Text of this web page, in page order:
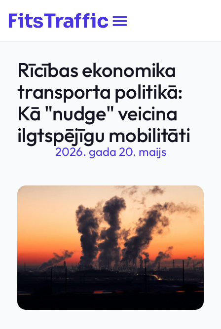
Rīcības ekonomika
transporta politikā:
Kā "nudge" veicina
ilgtspējīgu mobilitāti
2026. gada 20. maijs